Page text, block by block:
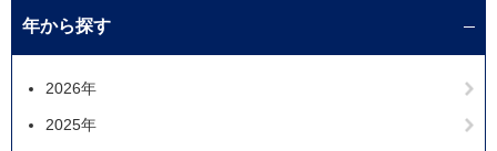
年から探す
2026年
2025年